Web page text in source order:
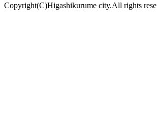
Copyright(C)Higashikurume city.All rights